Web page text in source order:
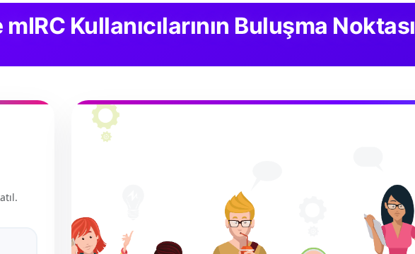
Kullanıcılarının Buluşma Noktası